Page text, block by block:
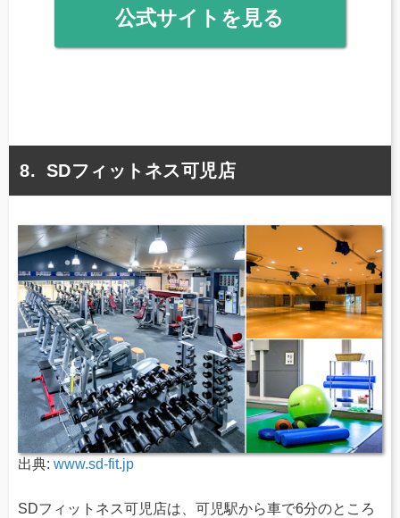
公式サイトを見る
SDフィットネス可児店
出典: www.sd-fit.jp
SDフィットネス可児店は、可児駅から車で6分のところ